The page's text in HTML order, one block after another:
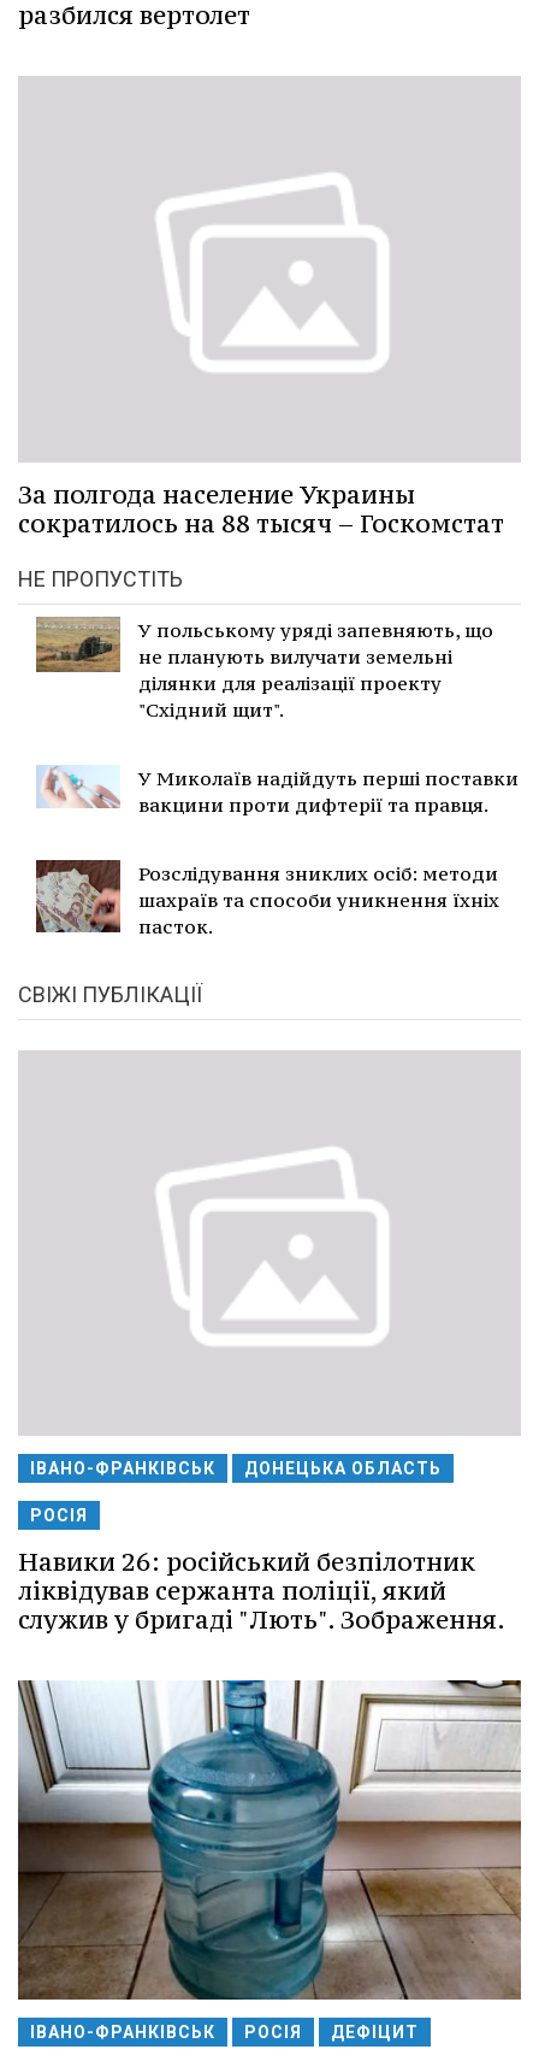
разбился вертолет
За полгода население Украины
сократилось на 88 тысяч – Госкомстат
НЕ ПРОПУСТІТЬ
У польському уряді запевняють, що
не планують вилучати земельні
ділянки для реалізації проекту
"Східний щит".
У Миколаїв надійдуть перші поставки
вакцини проти дифтерії та правця.
Розслідування зниклих осіб: методи
шахраїв та способи уникнення їхніх
пасток.
СВІЖІ ПУБЛІКАЦІЇ
ІВАНО-ФРАНКІВСЬК ДОНЕЦЬКА ОБЛАСТЬ
РОСІЯ
Навики 26: російський безпілотник
ліквідував сержанта поліції, який
служив у бригаді "Лють". Зображення.
ІВАНО-ФРАНКІВСЬК РОСІЯ ДЕФІЦИТ